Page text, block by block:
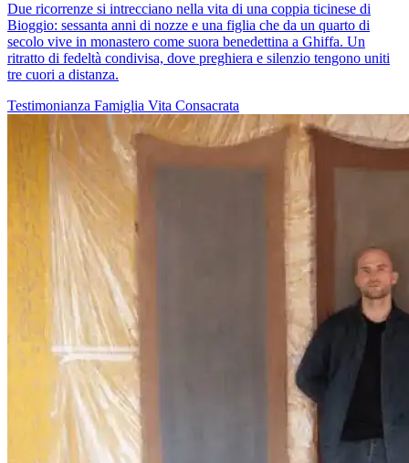
Due ricorrenze si intrecciano nella vita di una coppia ticinese di
Bioggio: sessanta anni di nozze e una figlia che da un quarto di
secolo vive in monastero come suora benedettina a Ghiffa. Un
ritratto di fedeltà condivisa, dove preghiera e silenzio tengono uniti
tre cuori a distanza.
Testimonianza Famiglia Vita Consacrata